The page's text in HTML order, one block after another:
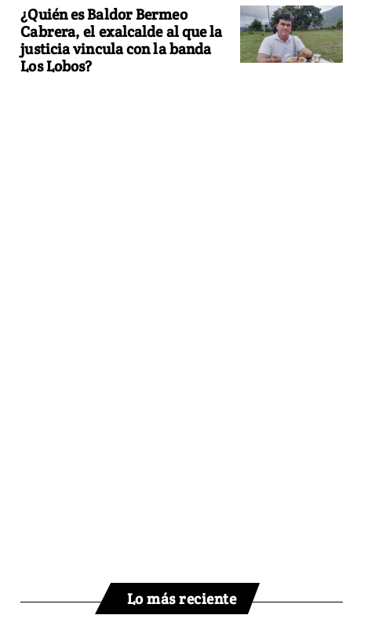
¿Quién es Baldor Bermeo
Cabrera, el exalcalde al que la
justicia vincula con la banda
Los Lobos?
Lo más reciente